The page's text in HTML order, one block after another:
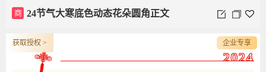
商 24节气大寒底色动态花朵圆角正文
2024
获取授权 > 企业专享